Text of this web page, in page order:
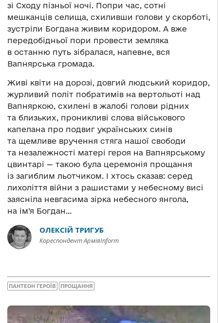
зі Сходу пізньої ночі. Попри час, сотні
мешканців селища, схиливши голови у скорботі,
зустріли Богдана живим коридором. А вже
передобідньої пори провести земляка
в останню путь зібралася, напевне, вся
Вапнярська громада.
Живі квіти на дорозі, довгий людський коридор,
журливий політ побратимів на вертольоті над
Вапняркою, схилені в жалобі голови рідних
та близьких, проникливі слова військового
капелана про подвиг українських синів
та щемливе вручення стяга нашої свободи
та незалежності матері героя на Вапнярському
цвинтарі — такою була церемонія прощання
із загиблим льотчиком. І хтось сказав: серед
лихоліття війни з рашистами у небесному висі
заясніла невгасима зірка небесного янгола,
на ім’я Богдан…
ОЛЕКСІЙ ТРИГУБ
Кореспондент АрміяInform
ПАНТЕОН ГЕРОЇВ ПРОЩАННЯ